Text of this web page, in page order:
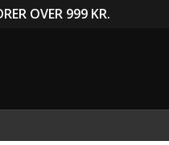
OVER 999 KR.